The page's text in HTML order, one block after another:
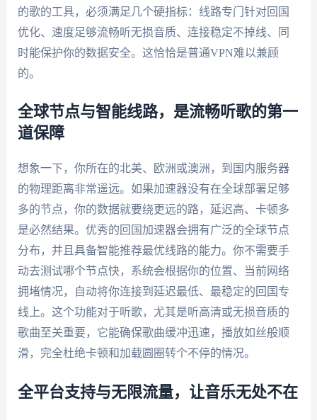
的歌的工具，必须满足几个硬指标：线路专门针对回国
优化、速度足够流畅听无损音质、连接稳定不掉线、同
时能保护你的数据安全。这恰恰是普通VPN难以兼顾
的。
全球节点与智能线路，是流畅听歌的第一
道保障
想象一下，你所在的北美、欧洲或澳洲，到国内服务器
的物理距离非常遥远。如果加速器没有在全球部署足够
多的节点，你的数据就要绕更远的路，延迟高、卡顿多
是必然结果。优秀的回国加速器会拥有广泛的全球节点
分布，并且具备智能推荐最优线路的能力。你不需要手
动去测试哪个节点快，系统会根据你的位置、当前网络
拥堵情况，自动将你连接到延迟最低、最稳定的回国专
线上。这个功能对于听歌，尤其是听高清或无损音质的
歌曲至关重要，它能确保歌曲缓冲迅速，播放如丝般顺
滑，完全杜绝卡顿和加载圆圈转个不停的情况。
全平台支持与无限流量，让音乐无处不在